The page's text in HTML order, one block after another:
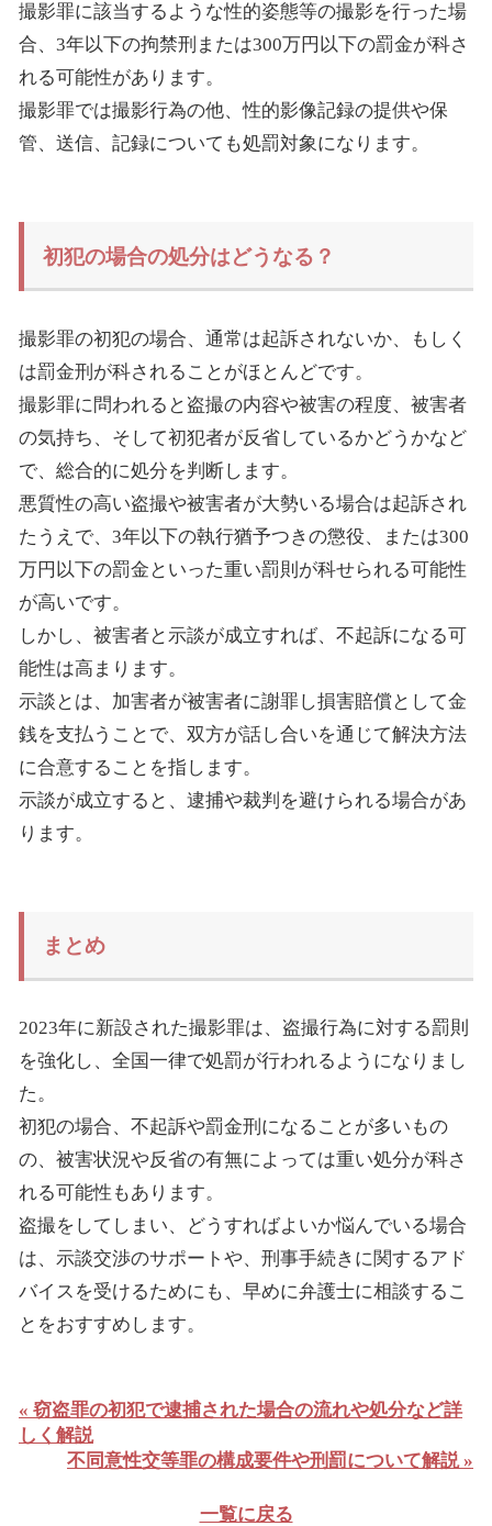
撮影罪に該当するような性的姿態等の撮影を行った場
合、3年以下の拘禁刑または300万円以下の罰金が科さ
れる可能性があります。
撮影罪では撮影行為の他、性的影像記録の提供や保
管、送信、記録についても処罰対象になります。
初犯の場合の処分はどうなる？
撮影罪の初犯の場合、通常は起訴されないか、もしく
は罰金刑が科されることがほとんどです。
撮影罪に問われると盗撮の内容や被害の程度、被害者
の気持ち、そして初犯者が反省しているかどうかなど
で、総合的に処分を判断します。
悪質性の高い盗撮や被害者が大勢いる場合は起訴され
たうえで、3年以下の執行猶予つきの懲役、または300
万円以下の罰金といった重い罰則が科せられる可能性
が高いです。
しかし、被害者と示談が成立すれば、不起訴になる可
能性は高まります。
示談とは、加害者が被害者に謝罪し損害賠償として金
銭を支払うことで、双方が話し合いを通じて解決方法
に合意することを指します。
示談が成立すると、逮捕や裁判を避けられる場合があ
ります。
まとめ
2023年に新設された撮影罪は、盗撮行為に対する罰則
を強化し、全国一律で処罰が行われるようになりまし
た。
初犯の場合、不起訴や罰金刑になることが多いもの
の、被害状況や反省の有無によっては重い処分が科さ
れる可能性もあります。
盗撮をしてしまい、どうすればよいか悩んでいる場合
は、示談交渉のサポートや、刑事手続きに関するアド
バイスを受けるためにも、早めに弁護士に相談するこ
とをおすすめします。
« 窃盗罪の初犯で逮捕された場合の流れや処分など詳
しく解説
不同意性交等罪の構成要件や刑罰について解説 »
一覧に戻る